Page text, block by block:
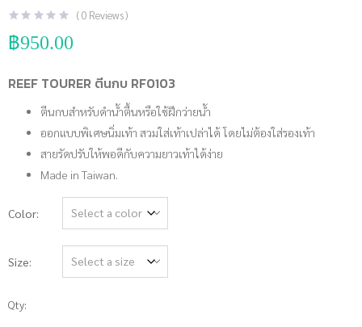
(0 Reviews )
฿950.00
REEF TOURER ตีนกบ RF0103
ตีนกบสำหรับดำน้ำตื้นหรือใช้ฝึกว่ายน้ำ
ออกแบบพิเศษนิ่มเท้า สวมใส่เท้าเปล่าได้ โดยไม่ต้องใส่รองเท้า
สายรัดปรับให้พอดีกับความยาวเท้าได้ง่าย
Made in Taiwan.
Color
Size
Qty:
จำนวน